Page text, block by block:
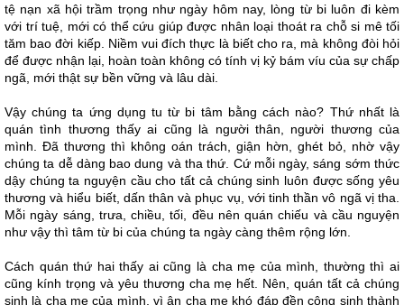
tệ nạn xã hội trầm trọng như ngày hôm nay, lòng từ bi luôn đi kèm
với trí tuệ, mới có thể cứu giúp được nhân loại thoát ra chỗ si mê tối
tăm bao đời kiếp. Niềm vui đích thực là biết cho ra, mà không đòi hỏi
để được nhận lại, hoàn toàn không có tính vị kỷ bám víu của sự chấp
ngã, mới thật sự bền vững và lâu dài.
Vậy chúng ta ứng dụng tu từ bi tâm bằng cách nào? Thứ nhất là
quán tình thương thấy ai cũng là người thân, người thương của
mình. Đã thương thì không oán trách, giận hờn, ghét bỏ, nhờ vậy
chúng ta dễ dàng bao dung và tha thứ. Cứ mỗi ngày, sáng sớm thức
dậy chúng ta nguyện cầu cho tất cả chúng sinh luôn được sống yêu
thương và hiểu biết, dấn thân và phục vụ, với tinh thần vô ngã vị tha.
Mỗi ngày sáng, trưa, chiều, tối, đều nên quán chiếu và cầu nguyện
như vậy thì tâm từ bi của chúng ta ngày càng thêm rộng lớn.
Cách quán thứ hai thấy ai cũng là cha mẹ của mình, thường thì ai
cũng kính trọng và yêu thương cha mẹ hết. Nên, quán tất cả chúng
sinh là cha mẹ của mình, vì ân cha mẹ khó đáp đền công sinh thành